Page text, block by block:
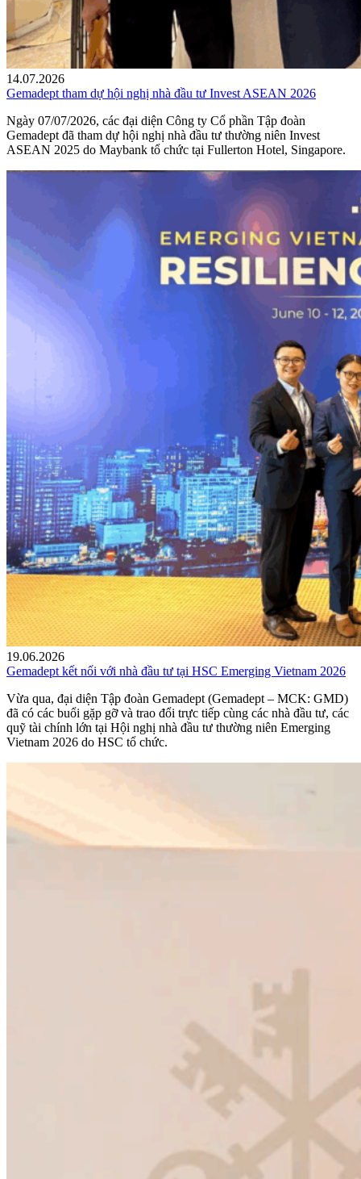
14.07.2026
Gemadept tham dự hội nghị nhà đầu tư Invest ASEAN 2026
Ngày 07/07/2026, các đại diện Công ty Cổ phần Tập đoàn
Gemadept đã tham dự hội nghị nhà đầu tư thường niên Invest
ASEAN 2025 do Maybank tổ chức tại Fullerton Hotel, Singapore.
19.06.2026
Gemadept kết nối với nhà đầu tư tại HSC Emerging Vietnam 2026
Vừa qua, đại diện Tập đoàn Gemadept (Gemadept – MCK: GMD)
đã có các buổi gặp gỡ và trao đổi trực tiếp cùng các nhà đầu tư, các
quỹ tài chính lớn tại Hội nghị nhà đầu tư thường niên Emerging
Vietnam 2026 do HSC tổ chức.